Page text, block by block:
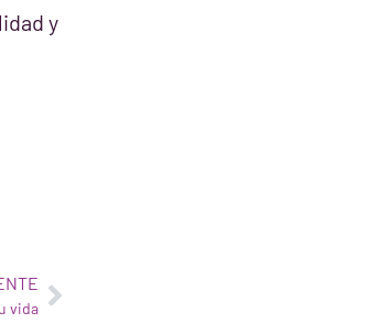
y
vida